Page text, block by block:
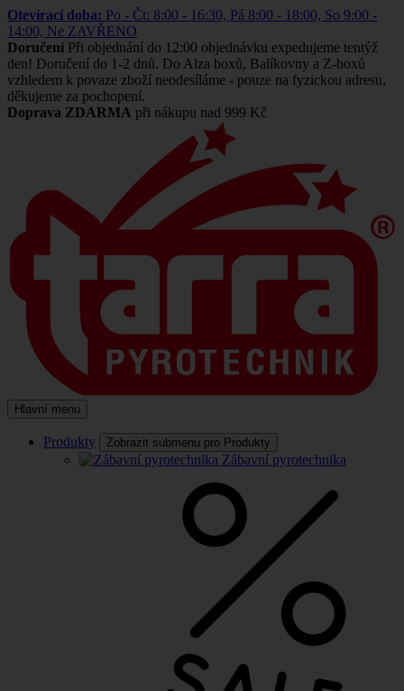
Otevírací doba: Po - Čt: 8:00 - 16:30, Pá 8:00 - 18:00, So 9:00 -
14:00, Ne ZAVŘENO
Doručení Při objednání do 12:00 objednávku expedujeme tentýž
den! Doručení do 1-2 dnů. Do Alza boxů, Balíkovny a Z-boxů
vzhledem k povaze zboží neodesíláme - pouze na fyzickou adresu,
děkujeme za pochopení.
Doprava ZDARMA při nákupu nad 999 Kč
Hlavní menu
Produkty Zobrazit submenu pro Produkty
Zábavní pyrotechnika